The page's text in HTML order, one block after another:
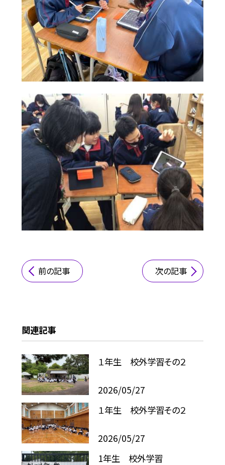
前の記事 次の記事
関連記事
１年生 校外学習その２
2026/05/27
１年生 校外学習その２
2026/05/27
1年生 校外学習